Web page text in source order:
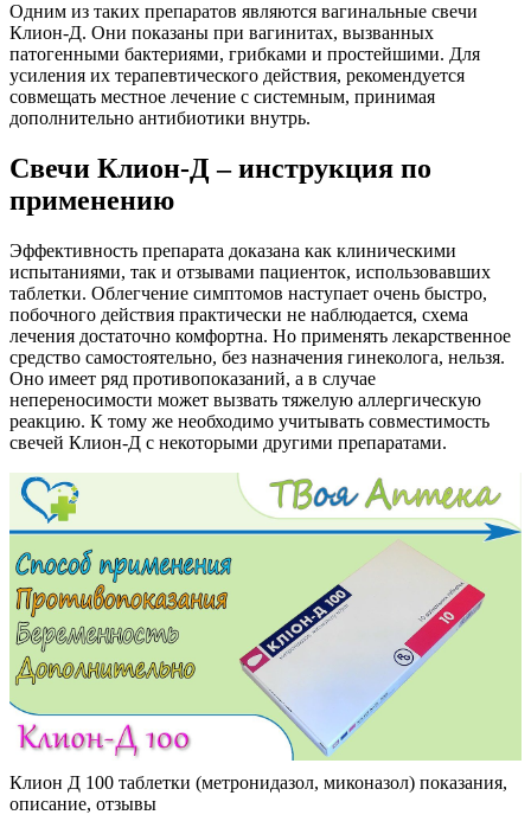
Одним из таких препаратов являются вагинальные свечи
Клион-Д. Они показаны при вагинитах, вызванных
патогенными бактериями, грибками и простейшими. Для
усиления их терапевтического действия, рекомендуется
совмещать местное лечение с системным, принимая
дополнительно антибиотики внутрь.
Свечи Клион-Д – инструкция по
применению
Эффективность препарата доказана как клиническими
испытаниями, так и отзывами пациенток, использовавших
таблетки. Облегчение симптомов наступает очень быстро,
побочного действия практически не наблюдается, схема
лечения достаточно комфортна. Но применять лекарственное
средство самостоятельно, без назначения гинеколога, нельзя.
Оно имеет ряд противопоказаний, а в случае
непереносимости может вызвать тяжелую аллергическую
реакцию. К тому же необходимо учитывать совместимость
свечей Клион-Д с некоторыми другими препаратами.
Клион Д 100 таблетки (метронидазол, миконазол) показания,
описание, отзывы